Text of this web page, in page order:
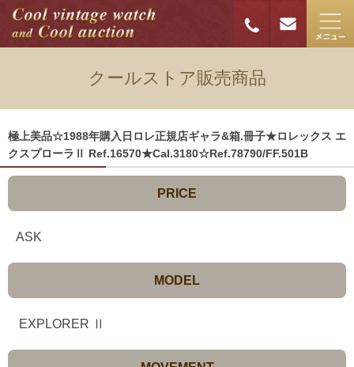
クールストア販売商品
極上美品☆1988年購入日ロレ正規店ギャラ&箱.冊子★ロレックス エ
クスプローラⅡ Ref.16570★Cal.3180☆Ref.78790/FF.501B
PRICE
ASK
MODEL
EXPLORER Ⅱ